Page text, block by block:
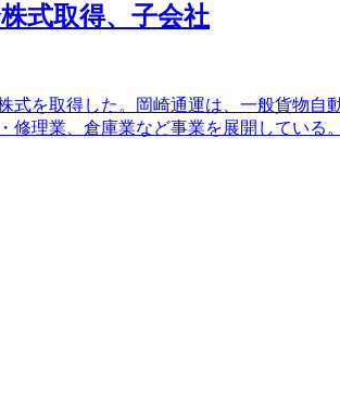
式取得、子会社
を取得した。岡崎通運は、一般貨物
理業、倉庫業など事業を展開してい